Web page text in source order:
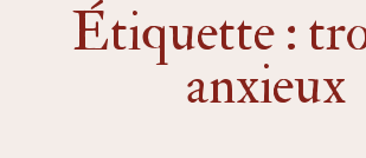
Étiquette :
anxieux